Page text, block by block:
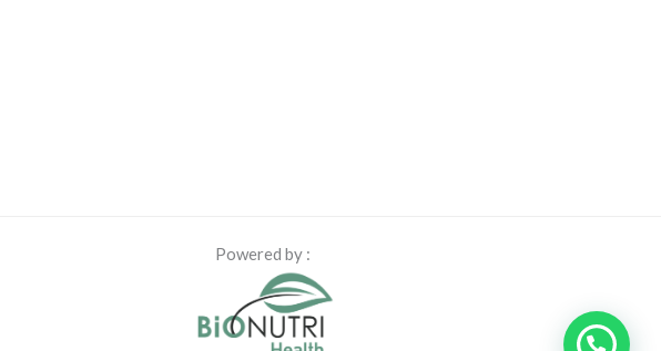
Powered by :